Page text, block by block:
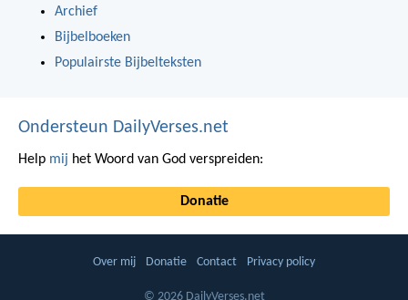
Archief
Bijbelboeken
Populairste Bijbelteksten
Ondersteun DailyVerses.net
Help mij het Woord van God verspreiden:
Donatie
Over mij Donatie Contact Privacy policy
© 2026 DailyVerses.net